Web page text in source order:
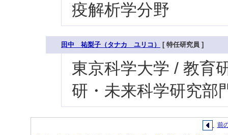
疫解析学分野
田中 祐梨子（タナカ ユリコ） [ 特任研究員 ]
東京科学大学 / 教育
研・未来科学研究部
前